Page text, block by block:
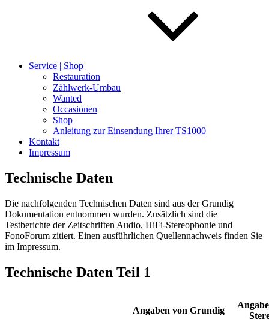
Service | Shop
Restauration
Zählwerk-Umbau
Wanted
Occasionen
Shop
Anleitung zur Einsendung Ihrer TS1000
Kontakt
Impressum
Technische Daten
Die nachfolgenden Technischen Daten sind aus der Grundig
Dokumentation entnommen wurden. Zusätzlich sind die
Testberichte der Zeitschriften Audio, HiFi-Stereophonie und
FonoForum zitiert. Einen ausführlichen Quellennachweis finden Sie
im Impressum.
Technische Daten Teil 1
Angaben von Grundig